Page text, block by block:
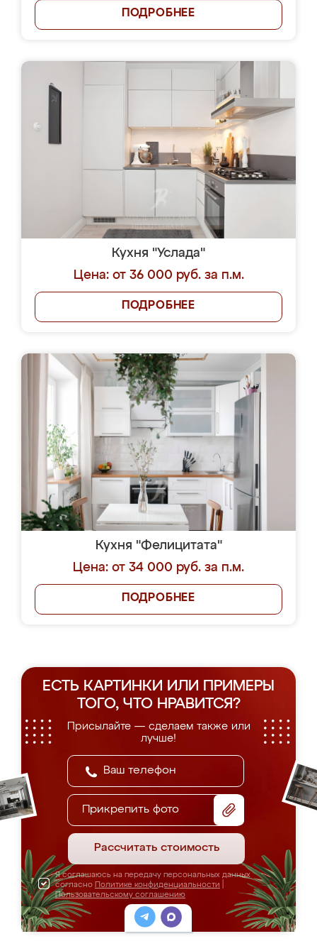
ПОДРОБНЕЕ
Кухня "Услада"
Цена: от 36 000 руб. за п.м.
ПОДРОБНЕЕ
Кухня "Фелицитата"
Цена: от 34 000 руб. за п.м.
ПОДРОБНЕЕ
ЕСТЬ КАРТИНКИ ИЛИ ПРИМЕРЫ
ТОГО, ЧТО НРАВИТСЯ?
Присылайте — сделаем также или
лучше!
Прикрепить фото
Рассчитать стоимость
Я соглашаюсь на передачу персональных данных
согласно Политике конфиденциальности
Пользовательскому соглашению